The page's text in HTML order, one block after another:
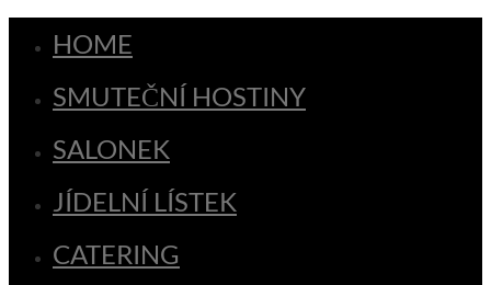
HOME
SMUTEČNÍ HOSTINY
SALONEK
JÍDELNÍ LÍSTEK
CATERING